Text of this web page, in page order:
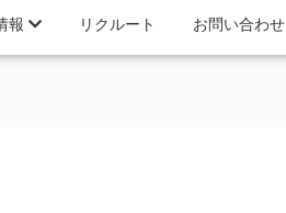
報 リクルート お問い合わせ